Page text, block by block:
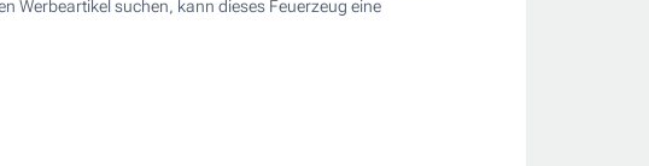
Werbeartikel suchen, kann dieses Feuerzeug eine